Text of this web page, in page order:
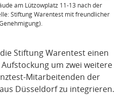
am Lützowplatz 11-13 nach der
Stiftung Warentest mit freundlicher
Stiftung Warentest einen
um zwei weitere
Mitarbeitenden der
Düsseldorf zu integrieren.